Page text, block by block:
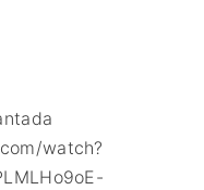
watch?